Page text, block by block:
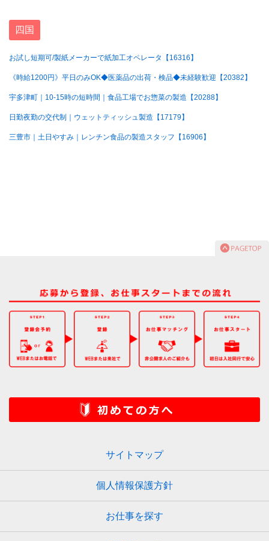
四国
お試し短期可/製紙メーカーで紙加工オペレータ【16316】
《時給1200円》平日のみOK◆医薬品の出荷・検品◆未経験歓迎【20382】
宇多津町｜10-15時の短時間｜食品工場でお惣菜の製造【20288】
日勤夜勤の交代制｜ウェットティッシュ製造【17179】
三豊市｜土日やすみ｜レンチン食品の製造スタッフ【16906】
サイトマップ
個人情報保護方針
お仕事を探す